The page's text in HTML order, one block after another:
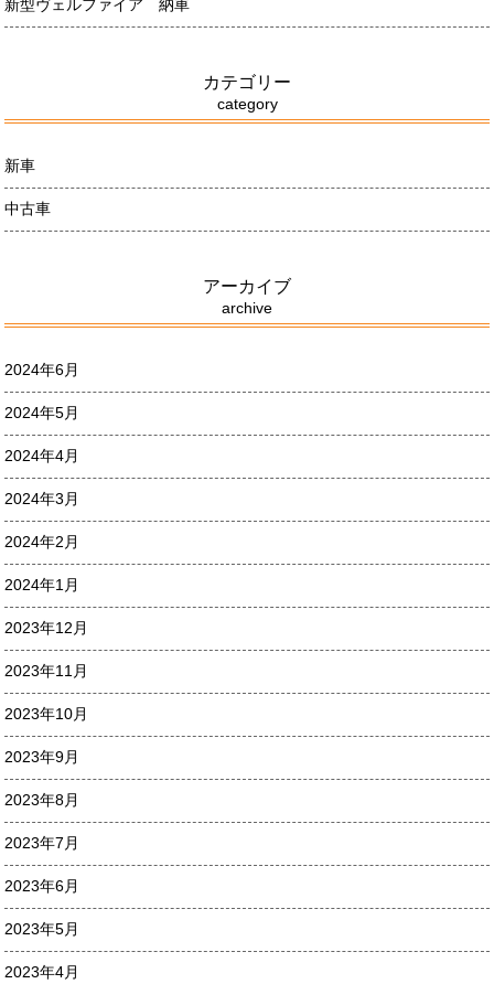
新型ヴェルファイア 納車
カテゴリー
category
新車
中古車
アーカイブ
archive
2024年6月
2024年5月
2024年4月
2024年3月
2024年2月
2024年1月
2023年12月
2023年11月
2023年10月
2023年9月
2023年8月
2023年7月
2023年6月
2023年5月
2023年4月